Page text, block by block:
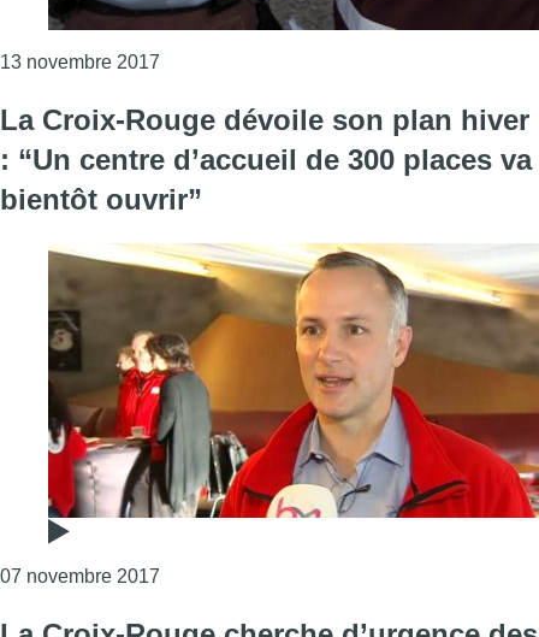
13 novembre 2017
La Croix-Rouge dévoile son plan hiver
: “Un centre d’accueil de 300 places va
bientôt ouvrir”
07 novembre 2017